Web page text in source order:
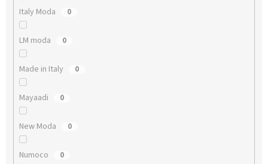
Italy Moda 0
LM moda 0
Made in Italy 0
Mayaadi 0
New Moda 0
Numoco 0